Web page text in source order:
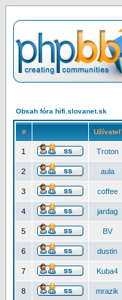
Obsah fóra hifi.slovanet.sk
# Užívateľ
1 Troton
2 aula
3 coffee
4 jardag
5 BV
6 dustin
7 Kuba4
8 mrazik